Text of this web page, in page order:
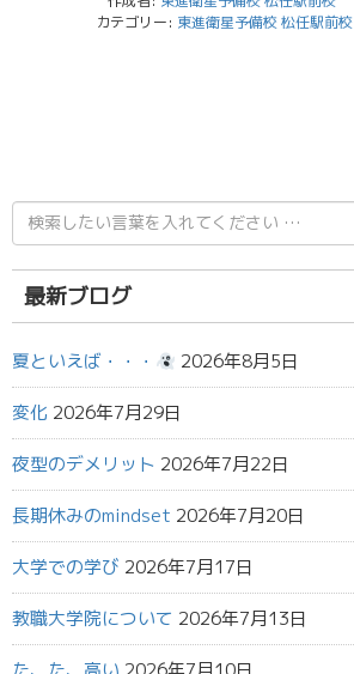
カテゴリー: 東進衛星予備校 松任駅前校
検
索
結
果:
最新ブログ
夏といえば・・・ 2026年8月5日
変化 2026年7月29日
夜型のデメリット 2026年7月22日
長期休みのmindset 2026年7月20日
大学での学び 2026年7月17日
教職大学院について 2026年7月13日